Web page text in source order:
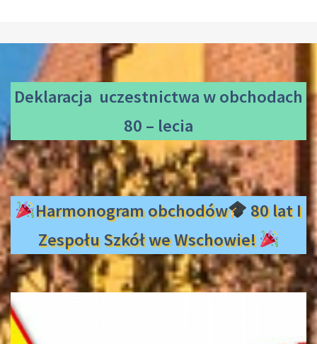
Deklaracja uczestnictwaw obchodach
80 – lecia
Harmonogram obchodów
80 lat I
Zespołu Szkół we Wschowie!